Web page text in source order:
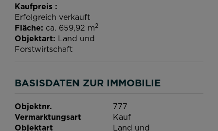
Kaufpreis
Erfolgreich verkauft
Fläche ca. 659,92 m2
Objektart Land und
Forstwirtschaft
BASISDATEN ZUR IMMOBILIE
Objektnr.
777
Vermarktungsart
Kauf
Objektart
Land und